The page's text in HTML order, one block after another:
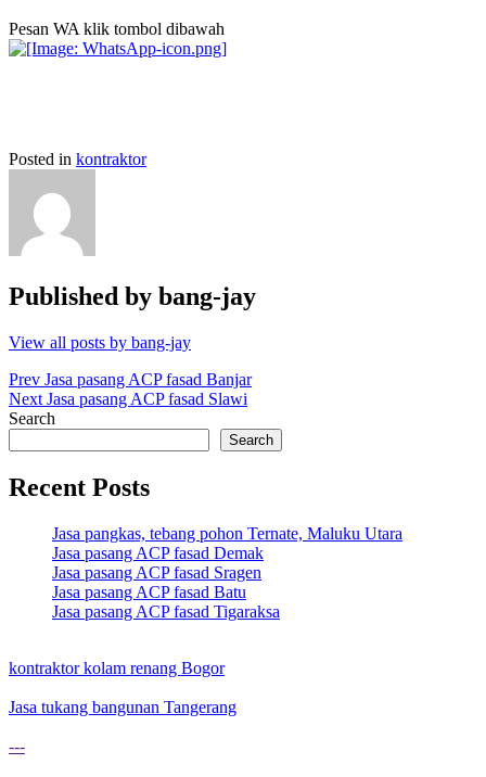
Pesan WA klik tombol dibawah
Posted in kontraktor
Published by bang-jay
View all posts by bang-jay
Post
navigation
Prev Jasa pasang ACP fasad Banjar
Next Jasa pasang ACP fasad Slawi
Search
Search
Recent Posts
Jasa pangkas, tebang pohon Ternate, Maluku Utara
Jasa pasang ACP fasad Demak
Jasa pasang ACP fasad Sragen
Jasa pasang ACP fasad Batu
Jasa pasang ACP fasad Tigaraksa
kontraktor kolam renang Bogor
Jasa tukang bangunan Tangerang
---